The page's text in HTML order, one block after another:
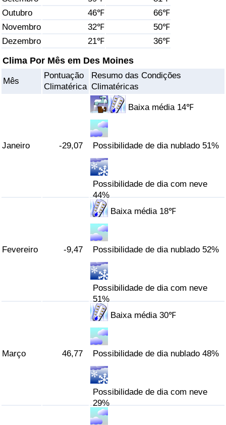
Outubro
46℉
66℉
Novembro
32℉
50℉
Dezembro
21℉ 36℉
Clima Por Mês em Des Moines
Mês
Pontuação
Climatérica
Resumo das Condições
Climatéricas
Janeiro -29,07
Baixa média 14℉
Possibilidade de dia nublado 51%
Possibilidade de dia com neve
44%
Fevereiro -9,47
Baixa média 18℉
Possibilidade de dia nublado 52%
Possibilidade de dia com neve
51%
Março 46,77
Baixa média 30℉
Possibilidade de dia nublado 48%
Possibilidade de dia com neve
29%
Saúde
Indicador de Saúde (Atual)
Indicador de Saúde por País
Indicador de Poluição (Atual)
Indicador de Poluição por País
Indicador de Trânsito
Indicador de Trânsito (Atual)
Indicador de Trânsito por País